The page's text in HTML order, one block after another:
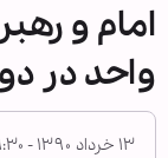
امام و
واحد در
۱۳ خرداد ۱۳۹۰ - ۱۹:۳۰